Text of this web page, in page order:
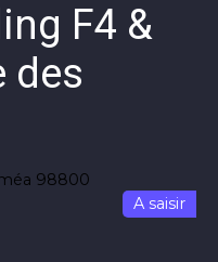
KW
F4 &
des
A saisir